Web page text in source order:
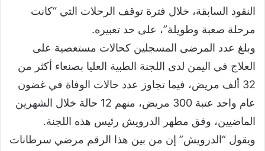
النقود السابقة، خلال فترة توقف الرحلات التي “كانت
مرحلة صعبة وطويلة”، على حد تعبيره.
وبلغ عدد المرضى المسجلين كحالات مستعصية على
العلاج في اليمن لدى اللجنة الطبية العليا بصنعاء أكثر من
32 ألف مريض، فيما تجاوز عدد حالات الوفاة في غضون
عام واحد عتبة 300 مريض، منهم 12 حالة خلال الشهرين
الماضيين، وفق مطهر الدرويش رئيس هذه اللجنة.
ويقول “الدرويش” إن من بين هذا الرقم مرضي سرطانات